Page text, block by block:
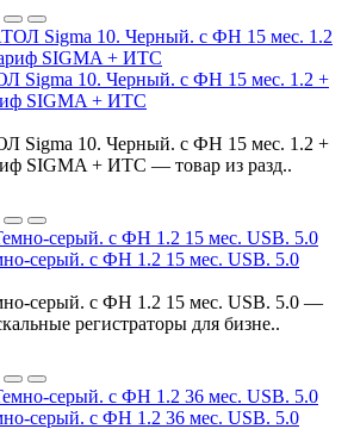
Sigma 10. Черный. с ФН 15 мес. 1.2 +
SIGMA + ИТС
Sigma 10. Черный. с ФН 15 мес. 1.2 +
SIGMA + ИТС — товар из разд..
серый. с ФН 1.2 15 мес. USB. 5.0
серый. с ФН 1.2 15 мес. USB. 5.0 —
регистраторы для бизне..
серый. с ФН 1.2 36 мес. USB. 5.0